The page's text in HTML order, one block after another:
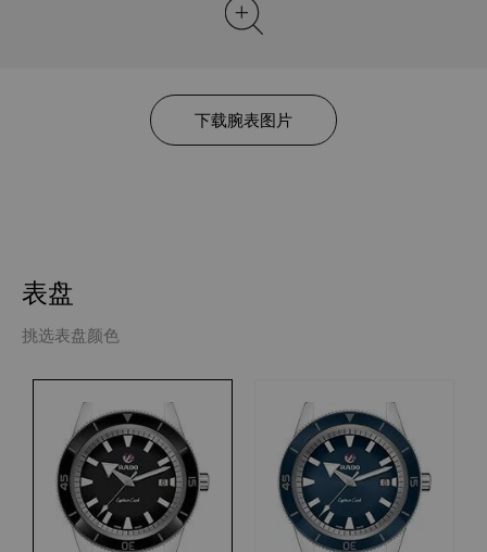
下载腕表图片
表盘
挑选表盘颜色